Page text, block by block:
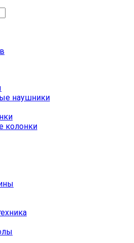
наушники
колонки